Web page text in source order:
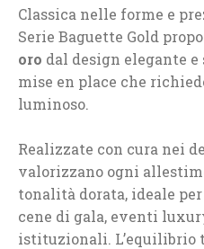
Classica nelle forme e
Serie Baguette Gold
oro dal design elegante
mise en place che
luminoso.
Realizzate con cura nei
valorizzano ogni
tonalità dorata, ideale
cene di gala, eventi
istituzionali. L’equilibrio